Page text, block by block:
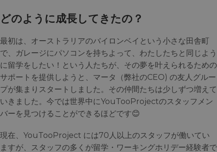
どのように成長してきたの？
最初は、オーストラリアのバイロンベイという小さな田舎町
で、ガレージにパソコンを持ちよって、わたしたちと同じよう
に留学をしたい！という人たちが、その夢を叶えられるための
サポートを提供しようと、マータ（弊社のCEO) の友人グルー
プが集まりスタートしました。その仲間たちは少しずつ増えて
いきました。今では世界中にYouTooProjectのスタッフメン
バーを見つけることができるほどです😊
現在、YouTooProject には70人以上のスタッフが働いてい
ますが、スタッフの多くが留学・ワーキングホリデー経験者で